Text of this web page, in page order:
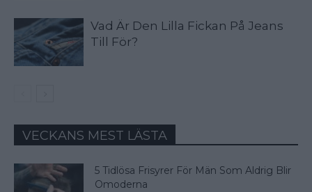
Vad Är Den Lilla Fickan På Jeans
Till För?
VECKANS MEST LÄSTA
5 Tidlösa Frisyrer För Män Som Aldrig Blir
Omoderna